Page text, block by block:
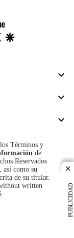
PUBLICIDAD
youtube-
footer
twitter
Términos y
de
Reservados
como su
de su titular.
written